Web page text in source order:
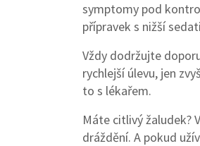
symptomy pod
přípravek s nižší
Vždy dodržujte
rychlejší úlevu, jen
to s lékařem.
Máte citlivý žaludek?
dráždění. A pokud